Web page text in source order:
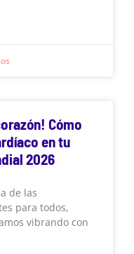
Cómo
en tu
2026
de las
para todos,
vibrando con